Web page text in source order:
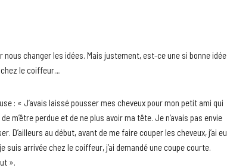
nous changer les idées. Mais justement, est-ce une si bonne idée
le coiffeur…
: « J’avais laissé pousser mes cheveux pour mon petit ami qui
m’être perdue et de ne plus avoir ma tête. Je n’avais pas envie
D’ailleurs au début, avant de me faire couper les cheveux, j’ai eu
arrivée chez le coiffeur, j’ai demandé une coupe courte.
».